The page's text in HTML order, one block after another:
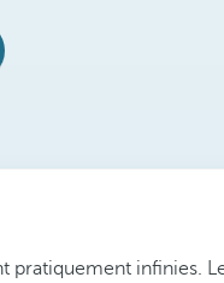
pratiquement